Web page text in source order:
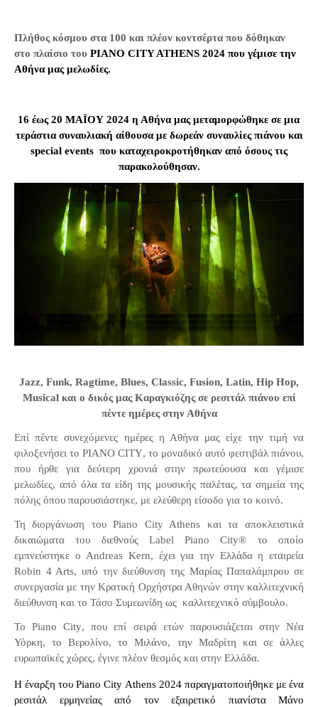
Πλήθος κόσμου στα 100 και πλέον κοντσέρτα που δόθηκαν
στο πλαίσιο του PIANO CITY ATHENS2024 που γέμισε την
Αθήνα μας μελωδίες.
16 έως 20 ΜΑΪΟΥ 2024 η Αθήνα μας μεταμορφώθηκε σε μια
τεράστια συναυλιακή αίθουσα με δωρεάν συναυλίες πιάνου και
special events που καταχειροκροτήθηκαν από όσους τις
παρακολούθησαν.
Jazz, Funk, Ragtime, Blues, Classic, Fusion, Latin, Hip Hop,
Musical και ο δικός μας Καραγκιόζης σε ρεσιτάλ πιάνου επί
πέντε ημέρες στην Αθήνα
Επί πέντε συνεχόμενες ημέρες η Αθήνα μας είχε την τιμή να
φιλοξενήσει το PIANO CITY, το μοναδικό αυτό φεστιβάλ πιάνου,
που ήρθε για δεύτερη χρονιά στην πρωτεύουσα και γέμισε
μελωδίες, από όλα τα είδη της μουσικής παλέτας, τα σημεία της
πόλης όπου παρουσιάστηκε, με ελεύθερη είσοδο για το κοινό.
Τη διοργάνωση του Piano City Athens και τα αποκλειστικά
δικαιώματα του διεθνούς Label Piano City® το οποίο
εμπνεύστηκε ο Andreas Kern, έχει για την Ελλάδα η εταιρεία
Robin 4 Arts, υπό την διεύθυνση της Μαρίας Παπαλάμπρου σε
συνεργασία με την Κρατική Ορχήστρα Αθηνών στην καλλιτεχνική
διεύθυνση και το Τάσο Συμεωνίδη ως καλλιτεχνικό σύμβουλο.
Το Piano City, που επί σειρά ετών παρουσιάζεται στην Νέα
Υόρκη, το Βερολίνο, το Μιλάνο, την Μαδρίτη και σε άλλες
ευρωπαϊκές χώρες, έγινε πλέον θεσμός και στην Ελλάδα.
Η έναρξη του Piano City Athens 2024 παραγματοποιήθηκε με ένα
ρεσιτάλ ερμηνείας από τον εξαιρετικό πιανίστα Μάνο